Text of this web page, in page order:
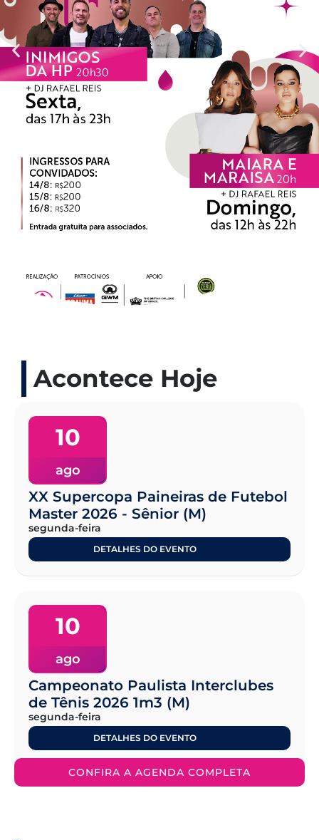
Acontece Hoje
10
ago
XX Supercopa Paineiras de Futebol
Master 2026 - Sênior (M)
segunda-feira
DETALHES DO EVENTO
10
ago
Campeonato Paulista Interclubes
de Tênis 2026 1m3 (M)
segunda-feira
DETALHES DO EVENTO
CONFIRA A AGENDA COMPLETA